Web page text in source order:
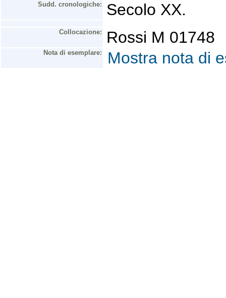
Sudd. cronologiche: Secolo XX.
Collocazione: Rossi M 01748
Nota di esemplare: Mostra nota di